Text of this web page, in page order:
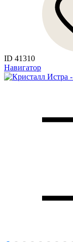
ID 41310
Навигатор